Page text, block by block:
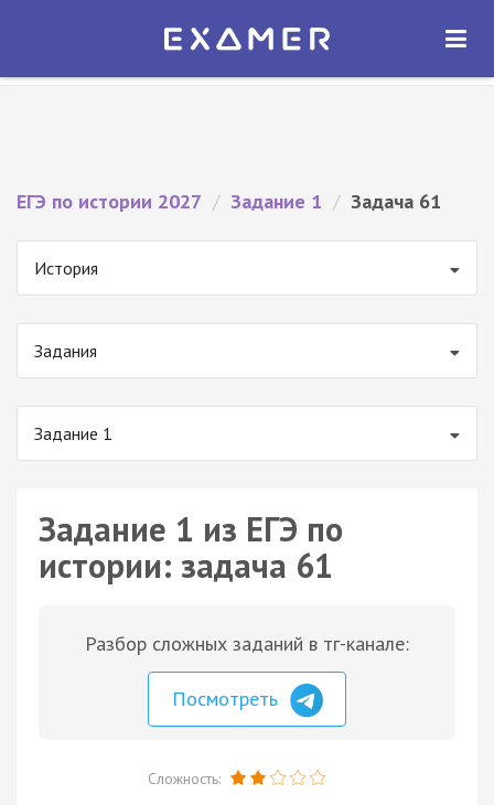
Экзамер — ЕГЭ 2027
ОТКРЫТЬ
ЕГЭ по истории 2027 / Задание 1 / Задача 61
История
Задания
Задание 1
Задание 1 из ЕГЭ по
истории: задача 61
Разбор сложных заданий в тг-канале:
Посмотреть
Сложность: